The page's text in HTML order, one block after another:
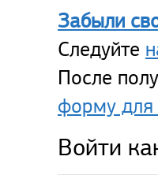
Забыли
Следуйте
После
форму для
Войти